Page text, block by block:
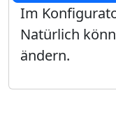
Im
Natürlich
ändern.